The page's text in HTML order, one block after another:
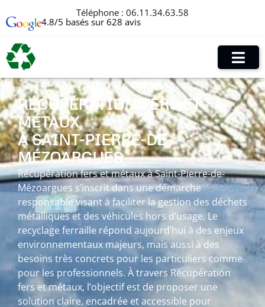
Téléphone : 06.11.34.63.58
4.8/5 basés sur 628 avis
RÉCUPÉRATION FERS ET
MÉTAUX
À SAINT-PIERRE-DE-
MÉZOARGUES
Récupération fers et métaux à Saint-Pierre-de-
Mézoargues s’inscrit dans une démarche
responsable visant à faciliter la gestion des déchets
métalliques et des véhicules hors d’usage. Le
recyclage ferraille répond aujourd’hui à des enjeux
environnementaux majeurs, mais aussi à des
besoins très concrets pour les particuliers comme
pour les professionnels. À travers Récupération
fers et métaux, l’objectif est de proposer une
solution claire, encadrée et accessible pour